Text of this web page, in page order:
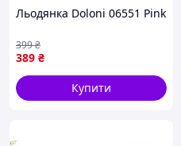
Льодянка Doloni 06551 Pink
389 ₴
399₴
Купити